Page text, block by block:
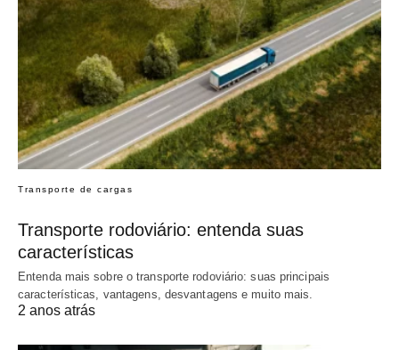
Transporte de cargas
Transporte rodoviário: entenda suas
características
Entenda mais sobre o transporte rodoviário: suas principais
características, vantagens, desvantagens e muito mais.
2 anos atrás